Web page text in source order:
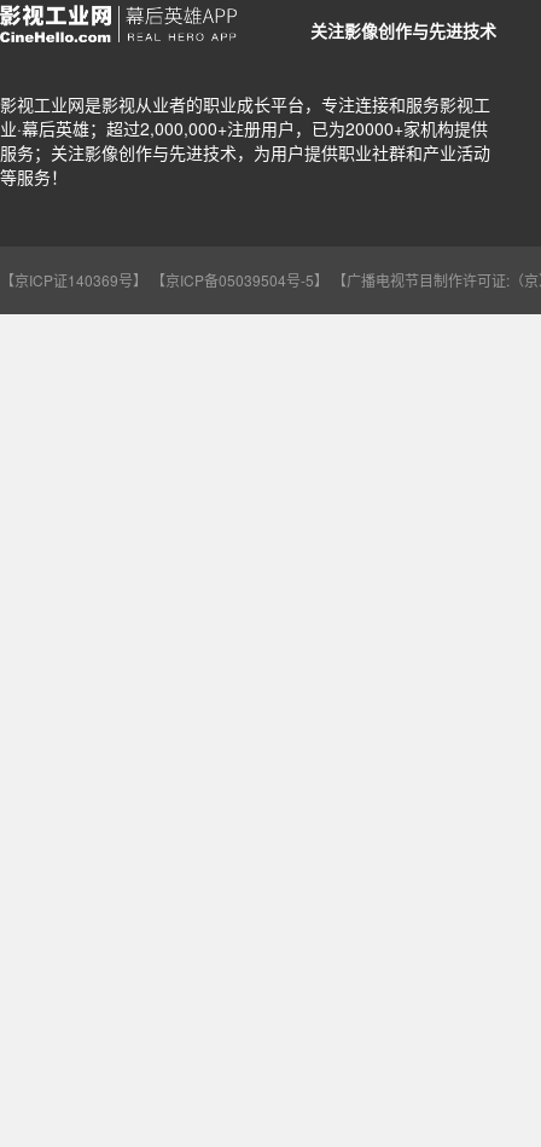
关注影像创作与先进技术
影视工业网是影视从业者的职业成长平台，专注连接和服务影视工
业·幕后英雄；超过2,000,000+注册用户，已为20000+家机构提供
服务；关注影像创作与先进技术，为用户提供职业社群和产业活动
等服务！
【京ICP证140369号】 【京ICP备05039504号-5】 【广播电视节目制作许可证:（